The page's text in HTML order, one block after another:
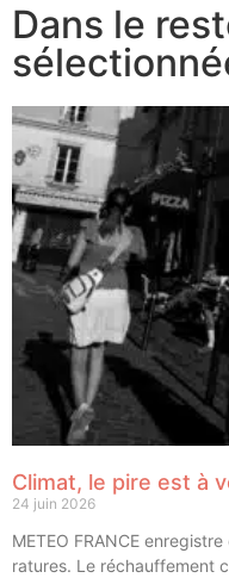
Dans le
Climat, le pire est à
24 juin 2026
METEO FRANCE
ra­tures. Le réchauf­fe­ment